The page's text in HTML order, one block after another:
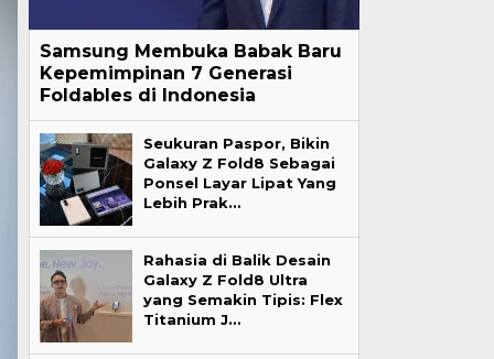
Samsung Membuka Babak Baru
Kepemimpinan 7 Generasi
Foldables di Indonesia
Seukuran Paspor, Bikin
Galaxy Z Fold8 Sebagai
Ponsel Layar Lipat Yang
Lebih Prak…
Rahasia di Balik Desain
Galaxy Z Fold8 Ultra
yang Semakin Tipis: Flex
Titanium J…